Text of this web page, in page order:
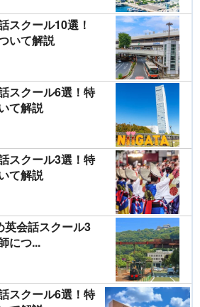
スクール10選！
いて解説
スクール6選！特
て解説
スクール3選！特
て解説
英会話スクール3
につ...
スクール6選！特